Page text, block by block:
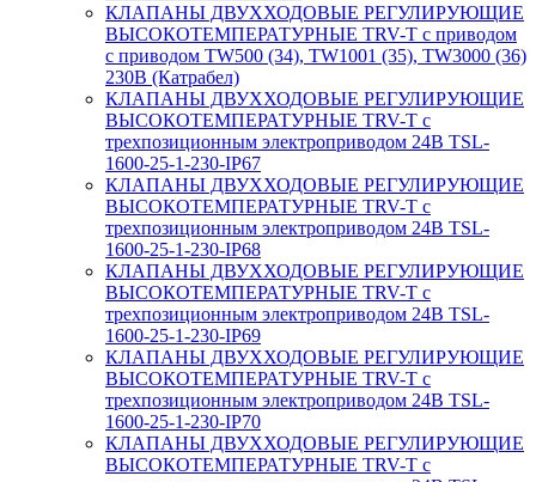
КЛАПАНЫ ДВУХХОДОВЫЕ РЕГУЛИРУЮЩИЕ
ВЫСОКОТЕМПЕРАТУРНЫЕ TRV-T с приводом
с приводом TW500 (34), TW1001 (35), TW3000 (36)
230В (Катрабел)
КЛАПАНЫ ДВУХХОДОВЫЕ РЕГУЛИРУЮЩИЕ
ВЫСОКОТЕМПЕРАТУРНЫЕ TRV-T с
трехпозиционным электроприводом 24В TSL-
1600-25-1-230-IP67
КЛАПАНЫ ДВУХХОДОВЫЕ РЕГУЛИРУЮЩИЕ
ВЫСОКОТЕМПЕРАТУРНЫЕ TRV-T с
трехпозиционным электроприводом 24В TSL-
1600-25-1-230-IP68
КЛАПАНЫ ДВУХХОДОВЫЕ РЕГУЛИРУЮЩИЕ
ВЫСОКОТЕМПЕРАТУРНЫЕ TRV-T с
трехпозиционным электроприводом 24В TSL-
1600-25-1-230-IP69
КЛАПАНЫ ДВУХХОДОВЫЕ РЕГУЛИРУЮЩИЕ
ВЫСОКОТЕМПЕРАТУРНЫЕ TRV-T с
трехпозиционным электроприводом 24В TSL-
1600-25-1-230-IP70
КЛАПАНЫ ДВУХХОДОВЫЕ РЕГУЛИРУЮЩИЕ
ВЫСОКОТЕМПЕРАТУРНЫЕ TRV-T с